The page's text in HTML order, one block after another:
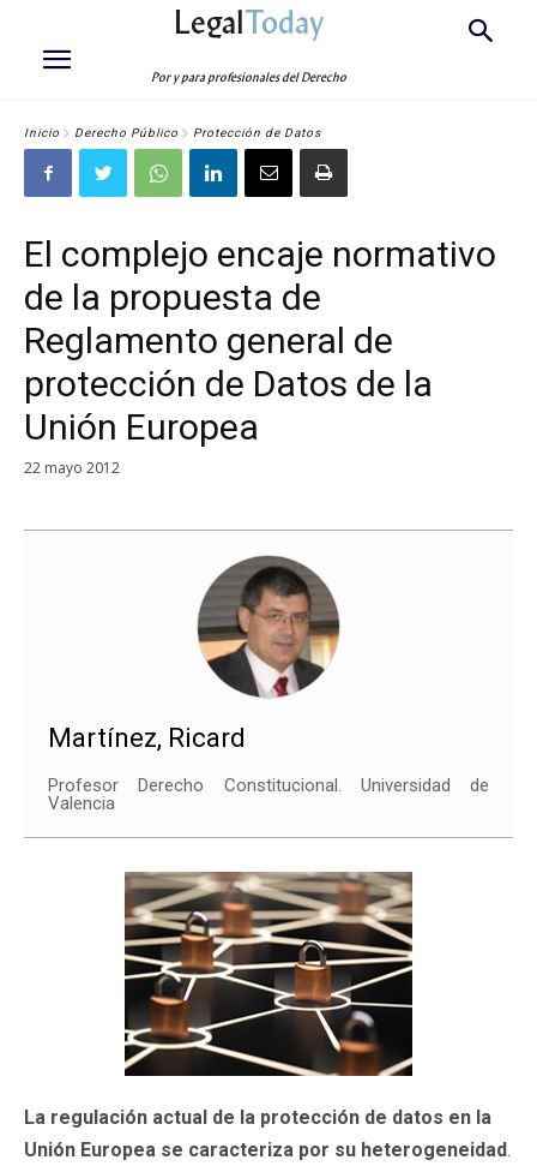
LegalToday
Por y para profesionales del Derecho
Inicio Derecho Público Protección de Datos
El complejo encaje normativo
de la propuesta de
Reglamento general de
protección de Datos de la
Unión Europea
22 mayo 2012
Martínez, Ricard
Profesor Derecho Constitucional. Universidad de
Valencia
La regulación actual de la protección de datos en la
Unión Europea se caracteriza por su heterogeneidad.